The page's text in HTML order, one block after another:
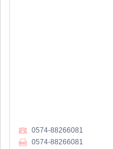
0574-88266081
0574-88266081